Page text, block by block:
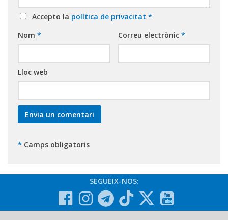
Accepto la política de privacitat *
Nom * Correu electrònic *
Lloc web
* Camps obligatoris
SEGUEIX-NOS: